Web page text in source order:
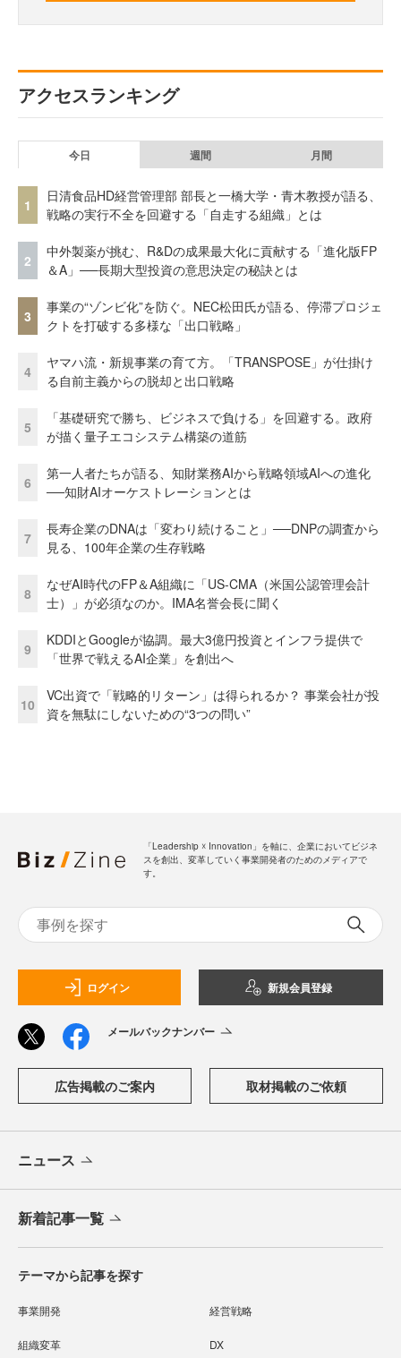
アクセスランキング
今日 週間 月間
1
日清食品HD経営管理部 部長と一橋大学・青木教授が語る、
戦略の実行不全を回避する「自走する組織」とは
2
中外製薬が挑む、R&Dの成果最大化に貢献する「進化版FP
＆A」──長期大型投資の意思決定の秘訣とは
3
事業の“ゾンビ化”を防ぐ。NEC松田氏が語る、停滞プロジェ
クトを打破する多様な「出口戦略」
4
ヤマハ流・新規事業の育て方。「TRANSPOSE」が仕掛け
る自前主義からの脱却と出口戦略
5
「基礎研究で勝ち、ビジネスで負ける」を回避する。政府
が描く量子エコシステム構築の道筋
6
第一人者たちが語る、知財業務AIから戦略領域AIへの進化
──知財AIオーケストレーションとは
7
長寿企業のDNAは「変わり続けること」──DNPの調査から
見る、100年企業の生存戦略
8
なぜAI時代のFP＆A組織に「US-CMA（米国公認管理会計
士）」が必須なのか。IMA名誉会長に聞く
9
KDDIとGoogleが協調。最大3億円投資とインフラ提供で
「世界で戦えるAI企業」を創出へ
10
VC出資で「戦略的リターン」は得られるか？ 事業会社が投
資を無駄にしないための“3つの問い”
「Leadership ☓ Innovation」を軸に、企業においてビジネ
スを創出、変革していく事業開発者のためのメディアで
す。
ログイン 新規会員登録
メールバックナンバー
広告掲載のご案内 取材掲載のご依頼
ニュース
新着記事一覧
テーマから記事を探す
事業開発 経営戦略
組織変革 DX